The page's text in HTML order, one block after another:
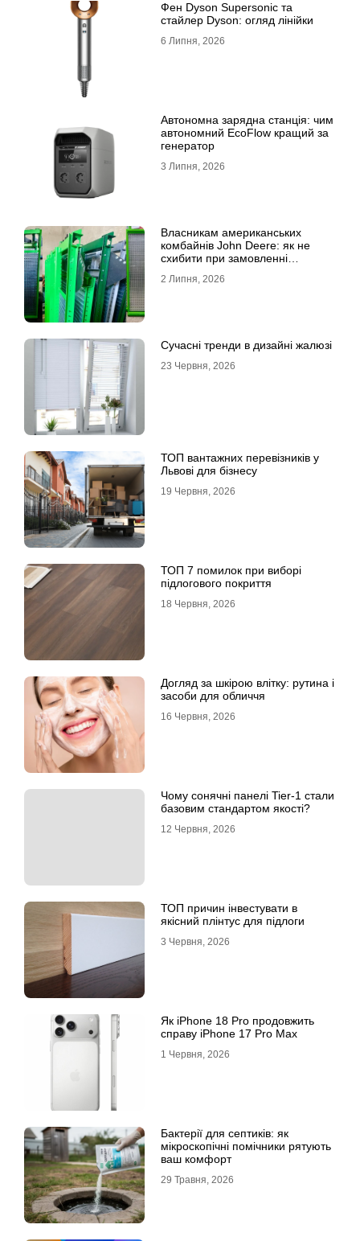
Фен Dyson Supersonic та
стайлер Dyson: огляд лінійки
6 Липня, 2026
Автономна зарядна станція: чим
автономний EcoFlow кращий за
генератор
3 Липня, 2026
Власникам американських
комбайнів John Deere: як не
схибити при замовленні
2 Липня, 2026
Сучасні тренди в дизайні жалюзі
23 Червня, 2026
ТОП вантажних перевізників у
Львові для бізнесу
19 Червня, 2026
ТОП 7 помилок при виборі
підлогового покриття
18 Червня, 2026
Догляд за шкірою влітку: рутина і
засоби для обличчя
16 Червня, 2026
Чому сонячні панелі Tier-1 стали
базовим стандартом якості?
12 Червня, 2026
ТОП причин інвестувати в
якісний плінтус для підлоги
3 Червня, 2026
Як iPhone 18 Pro продовжить
справу iPhone 17 Pro Max
1 Червня, 2026
Бактерії для септиків: як
мікроскопічні помічники рятують
ваш комфорт
29 Травня, 2026